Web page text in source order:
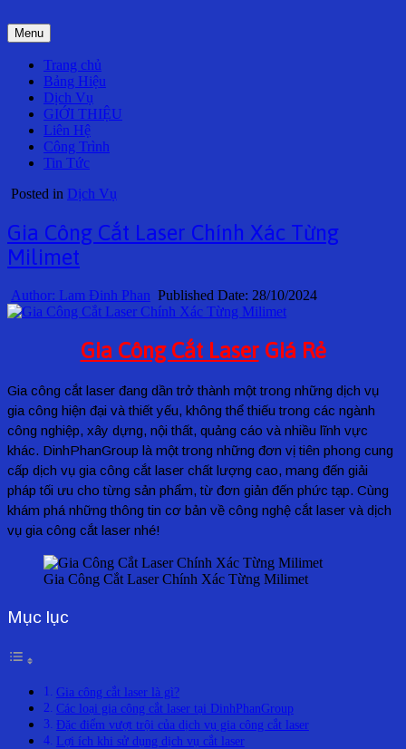
to
content
Menu
Trang chủ
Bảng Hiệu
Dịch Vụ
GIỚI THIỆU
Liên Hệ
Công Trình
Tin Tức
Posted in Dịch Vụ
Gia Công Cắt Laser Chính Xác Từng
Milimet
Author: Lam Đinh Phan Published Date: 28/10/2024
Gia Công Cắt LaserGiá Rẻ
Gia công cắt laser đang dần trở thành một trong những dịch vụ
gia công hiện đại và thiết yếu, không thể thiếu trong các ngành
công nghiệp, xây dựng, nội thất, quảng cáo và nhiều lĩnh vực
khác. DinhPhanGroup là một trong những đơn vị tiên phong cung
cấp dịch vụ gia công cắt laser chất lượng cao, mang đến giải
pháp tối ưu cho từng sản phẩm, từ đơn giản đến phức tạp. Cùng
khám phá những thông tin cơ bản về công nghệ cắt laser và dịch
vụ gia công cắt laser nhé!
Gia Công Cắt Laser Chính Xác Từng Milimet
Mục lục
Gia công cắt laser là gì?
Các loại gia công cắt laser tại DinhPhanGroup
Đặc điểm vượt trội của dịch vụ gia công cắt laser
Lợi ích khi sử dụng dịch vụ cắt laser